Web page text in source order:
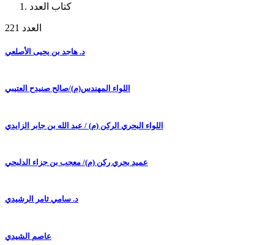
كتاب العدد
العدد 221
د. هاجد بن يحيى الأصلعي
اللواء المهندس(م)/صالح صنيدح العتيبي
اللواء البحري الركن (م) / عبد الله بن جابر الزايدي
عميد بحري ركن (م)/ معجب بن جزاء الدلبحي
د. سامي ثامر الرشيدي
عاصم الشيدي